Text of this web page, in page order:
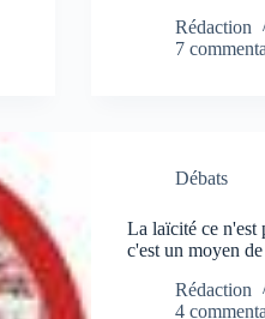
Rédaction
7
Débats
La laïcité ce n'est
c'est un moyen
Rédaction
4